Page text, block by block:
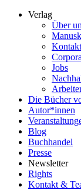
Verlag
Über
Jobs
Die Bücher
Autor*innen
Blog
Buchhandel
Presse
Newsletter
Rights
Kontakt &